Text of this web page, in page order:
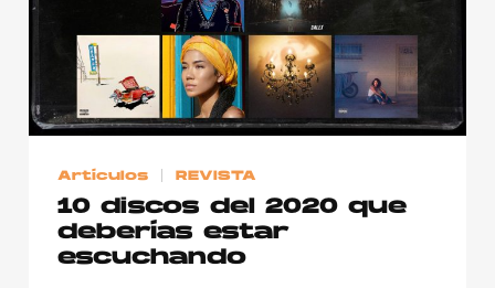
Home
Cover Story
Publicidad
Contacto
Aviso Legal
© 2015-2022 UMOMAG. PROPIEDAD DE UMO agency. TODOS LOS
DERECHOS RESERVADOS.
Artículos REVISTA
10 discos del 2020 que
deberías estar
escuchando